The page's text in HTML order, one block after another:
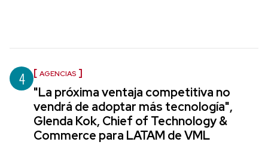
4 AGENCIAS
"La próxima ventaja competitiva no
vendrá de adoptar más tecnología",
Glenda Kok, Chief of Technology &
Commerce para LATAM de VML